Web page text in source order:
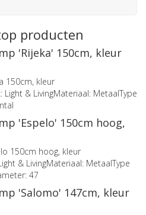
producten
'Rijeka' 150cm, kleur
150cm, kleur
Light & LivingMateriaal: MetaalType
'Espelo' 150cm hoog,
150cm hoog, kleur
& LivingMateriaal: MetaalType
47
'Salomo' 147cm, kleur